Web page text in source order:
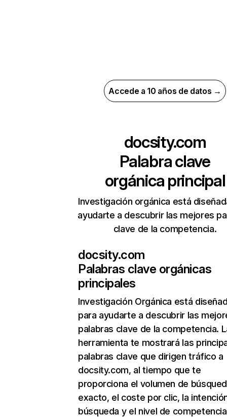
Accede a 10 años de datos →
docsity.com
Palabra clave
orgánica principal
Investigación orgánica está
ayudarte a descubrir las mejores
clave de la competencia.
docsity.com
Palabras clave orgánicas
principales
Investigación Orgánica está
para ayudarte a descubrir las
palabras clave de la competencia.
herramienta te mostrará las
palabras clave que dirigen tráfico a
docsity.com, al tiempo que te
proporciona el volumen de
exacto, el coste por clic, la
búsqueda y el nivel de